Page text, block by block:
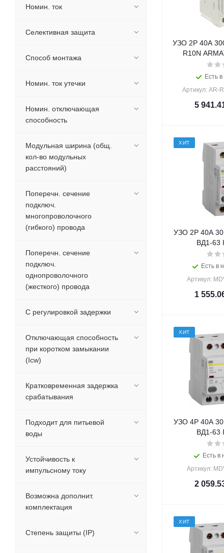
УЗО 2Р 40А
R10N
Есть
Артикул: AR-
5
ХИТ
УЗО 2Р 40А
ВД1-63
Есть в
Артикул:
1
ХИТ
УЗО 4Р 40А
ВД1-63
Есть в
Артикул:
2
ХИТ
Номин. ток
Селективная защита
Способ монтажа
Номин. ток утечки
Номин. отключающая
способность
Модульная ширина (общ.
кол-во модульных
расстояний)
Поперечн. сечение
подключ.
многопроволочного
(гибкого) провода
Поперечн. сечение
подключ.
однопроволочного
(жесткого) провода
С регулировкой задержки
Отключающая способность
при коротком замыкании
(Icw)
Кратковременная задержка
срабатывания
Подходит для питьевой
воды
Устойчивость к
импульсному току
Возможна дополнит.
комплектация
Степень защиты (IP)